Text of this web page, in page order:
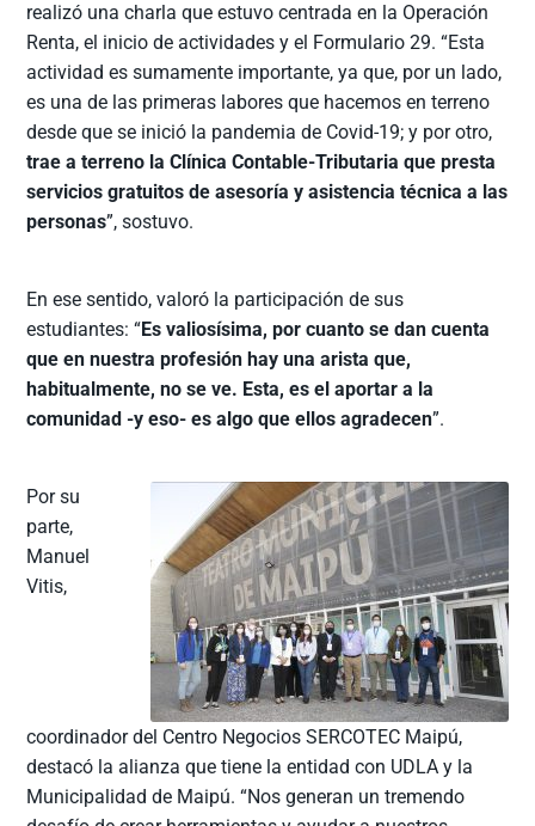
realizó una charla que estuvo centrada en la Operación
Renta, el inicio de actividades y el Formulario 29. “Esta
actividad es sumamente importante, ya que, por un lado,
es una de las primeras labores que hacemos en terreno
desde que se inició la pandemia de Covid-19; y por otro,
trae a terreno la Clínica Contable-Tributaria que presta
servicios gratuitos de asesoría y asistencia técnica a las
personas”, sostuvo.
En ese sentido, valoró la participación de sus
estudiantes: “Es valiosísima, por cuanto se dan cuenta
que en nuestra profesión hay una arista que,
habitualmente, no se ve. Esta, es el aportar a la
comunidad -y eso- es algo que ellos agradecen”.
Por su
parte,
Manuel
Vitis,
coordinador del Centro Negocios SERCOTEC Maipú,
destacó la alianza que tiene la entidad con UDLA y la
Municipalidad de Maipú. “Nos generan un tremendo